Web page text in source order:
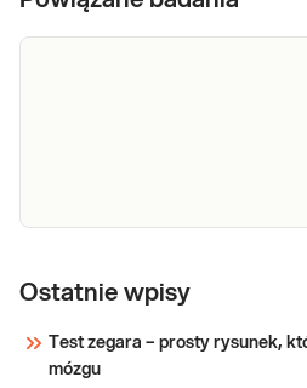
banan
surowicy krwi in
alergenów banana,
Ostatnie wpisy
Test zegara – prosty rysunek,
mózgu